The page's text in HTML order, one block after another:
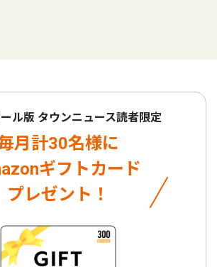
ール版 タウンニュース読者限定
月計30名様に
ギフトカード
プレゼント！